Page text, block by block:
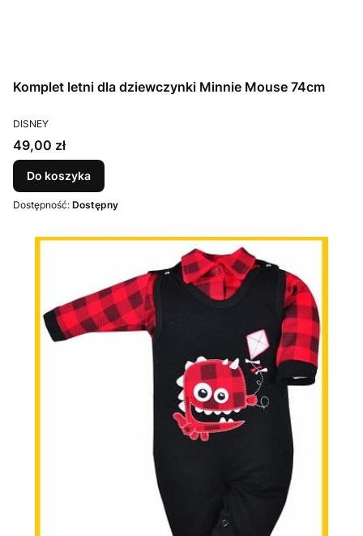
Komplet letni dla dziewczynki Minnie Mouse 74cm
PRODUCENT
DISNEY
Cena
49,00 zł
Do koszyka
Dostępność: Dostępny